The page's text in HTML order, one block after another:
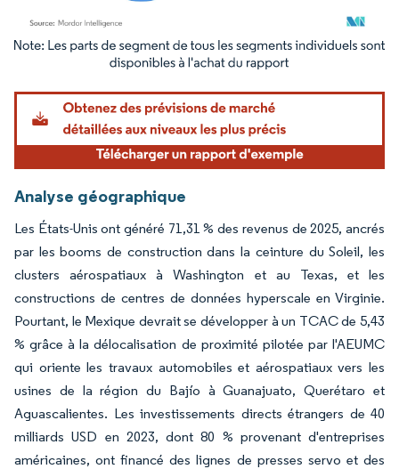
Image © Mordor Intelligence. La réutilisation nécessite une attribution sous CC BY
Analyse géographique
Les États-Unis ont généré 71,31 % des revenus de 2025, ancrés
par les booms de construction dans la ceinture du Soleil, les
clusters aérospatiaux à Washington et au Texas, et les
constructions de centres de données hyperscale en Virginie.
Pourtant, le Mexique devrait se développer à un TCAC de 5,43
% grâce à la délocalisation de proximité pilotée par l'AEUMC
qui oriente les travaux automobiles et aérospatiaux vers les
usines de la région du Bajío à Guanajuato, Querétaro et
Aguascalientes. Les investissements directs étrangers de 40
milliards USD en 2023, dont 80 % provenant d'entreprises
américaines, ont financé des lignes de presses servo et des